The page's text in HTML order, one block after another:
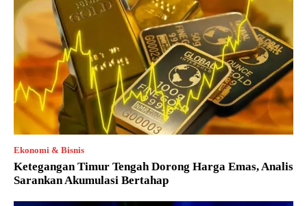
Ekonomi & Bisnis
Ketegangan Timur Tengah Dorong Harga Emas, Analis
Sarankan Akumulasi Bertahap